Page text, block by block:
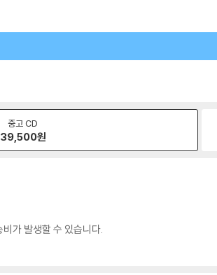
중고 CD
39,500원
가 발생할 수 있습니다.